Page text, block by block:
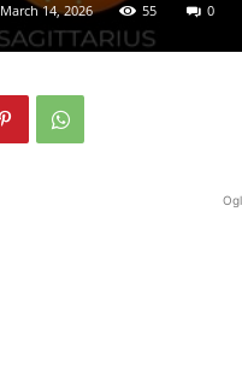
March 14, 2026 55 0